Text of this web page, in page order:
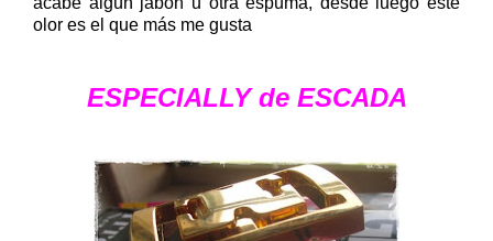
olor es el que más me gusta
ESPECIALLY de ESCADA